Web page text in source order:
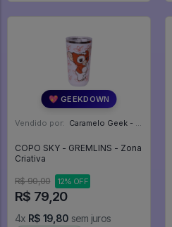
💖 GEEKDOWN
Vendido por: Caramelo Geek - DF
COPO SKY - GREMLINS - Zona
Criativa
R$ 90,00 12% OFF
R$ 79,20
4x R$ 19,80 sem juros